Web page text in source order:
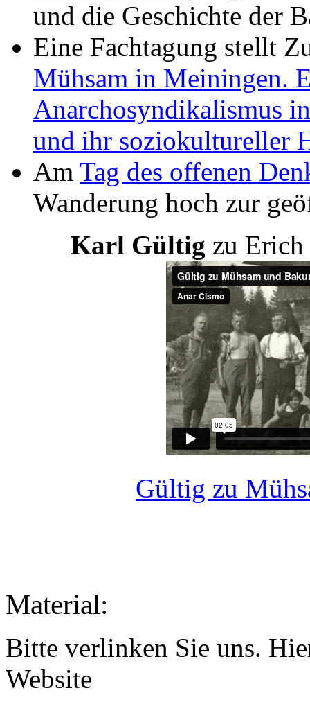
und die Geschichte der
Eine Fachtagung stellt
Mühsam in Meiningen.
Anarchosyndikalismus
und ihr soziokultureller
Am Tag des offenen
Wanderung hoch zur
Karl Gültig zu
Gültig zu
Material:
Bitte verlinken Sie uns.
Website